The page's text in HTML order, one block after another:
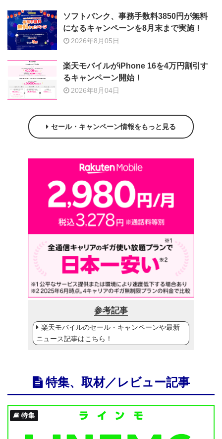
ソフトバンク、事務手数料3850円が無料
になるキャンペーンを8月末まで実施！
2026年8月05日
楽天モバイルがiPhone 16を4万円割引す
るキャンペーン開始！
2026年8月04日
セール・キャンペーン情報をもっと見る
参考記事
楽天モバイルのセール・キャンペーンや最新
ニュース記事はこちら！
特集、取材／レビュー記事
特集